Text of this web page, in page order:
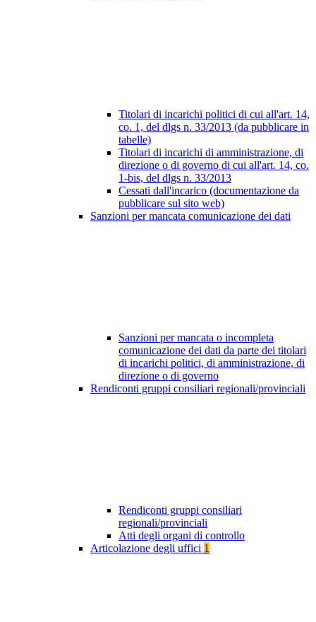
Titolari di incarichi politici di cui all'art. 14,
co. 1, del dlgs n. 33/2013 (da pubblicare in
tabelle)
Titolari di incarichi di amministrazione, di
direzione o di governo di cui all'art. 14, co.
1-bis, del dlgs n. 33/2013
Cessati dall'incarico (documentazione da
pubblicare sul sito web)
Sanzioni per mancata comunicazione dei dati
Sanzioni per mancata o incompleta
comunicazione dei dati da parte dei titolari
di incarichi politici, di amministrazione, di
direzione o di governo
Rendiconti gruppi consiliari regionali/provinciali
Rendiconti gruppi consiliari
regionali/provinciali
Atti degli organi di controllo
Articolazione degli uffici 1